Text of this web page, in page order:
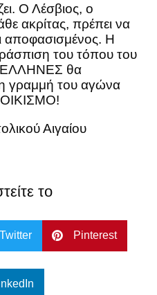
Ο Λέσβιος, ο
ακρίτας, πρέπει να
αποφασισμένος. Η
του τόπου του
ΕΛΛΗΝΕΣ θα
γραμμή του αγώνα
Αιγαίου
το
Twitter Pinterest